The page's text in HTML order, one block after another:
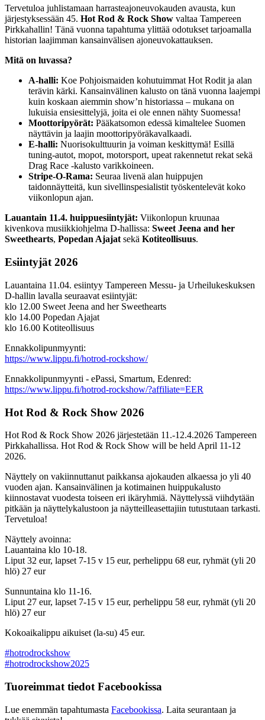
Tervetuloa juhlistamaan harrasteajoneuvokauden avausta, kun
järjestyksessään 45. Hot Rod & Rock Show valtaa Tampereen
Pirkkahallin! Tänä vuonna tapahtuma ylittää odotukset tarjoamalla
historian laajimman kansainvälisen ajoneuvokattauksen.
Mitä on luvassa?
A-halli: Koe Pohjoismaiden kohutuimmat Hot Rodit ja alan
terävin kärki. Kansainvälinen kalusto on tänä vuonna laajempi
kuin koskaan aiemmin show’n historiassa – mukana on
lukuisia ensiesittelyjä, joita ei ole ennen nähty Suomessa!
Moottoripyörät: Pääkatsomon edessä kimaltelee Suomen
näyttävin ja laajin moottoripyöräkavalkaadi.
E-halli: Nuorisokulttuurin ja voiman keskittymä! Esillä
tuning-autot, mopot, motorsport, upeat rakennetut rekat sekä
Drag Race -kalusto varikkoineen.
Stripe-O-Rama: Seuraa livenä alan huippujen
taidonnäytteitä, kun sivellinspesialistit työskentelevät koko
viikonlopun ajan.
Lauantain 11.4. huippuesiintyjät: Viikonlopun kruunaa
kivenkova musiikkiohjelma D-hallissa: Sweet Jeena and her
Sweethearts, Popedan Ajajatsekä Kotiteollisuus.
Esiintyjät 2026
Lauantaina 11.04. esiintyy Tampereen Messu- ja Urheilukeskuksen
D-hallin lavalla seuraavat esiintyjät:
klo 12.00 Sweet Jeena and her Sweethearts
klo 14.00 Popedan Ajajat
klo 16.00 Kotiteollisuus
Ennakkolipunmyynti:
https://www.lippu.fi/hotrod-rockshow/
Ennakkolipunmyynti - ePassi, Smartum, Edenred:
https://www.lippu.fi/hotrod-rockshow/?affiliate=EER
Hot Rod & Rock Show 2026
Hot Rod & Rock Show 2026 järjestetään 11.-12.4.2026 Tampereen
Pirkkahallissa. Hot Rod & Rock Show will be held April 11-12
2026.
Näyttely on vakiinnuttanut paikkansa ajokauden alkaessa jo yli 40
vuoden ajan. Kansainvälinen ja kotimainen huippukalusto
kiinnostavat vuodesta toiseen eri ikäryhmiä. Näyttelyssä viihdytään
pitkään ja näyttelykalustoon ja näytteilleasettajiin tutustutaan tarkasti.
Tervetuloa!
Näyttely avoinna:
Lauantaina klo 10-18.
Liput 32 eur, lapset 7-15 v 15 eur, perhelippu 68 eur, ryhmät (yli 20
hlö) 27 eur
Sunnuntaina klo 11-16.
Liput 27 eur, lapset 7-15 v 15 eur, perhelippu 58 eur, ryhmät (yli 20
hlö) 27 eur
Kokoaikalippu aikuiset (la-su) 45 eur.
#hotrodrockshow
#hotrodrockshow2025
Tuoreimmat tiedot Facebookissa
Lue enemmän tapahtumasta Facebookissa. Laita seurantaan ja